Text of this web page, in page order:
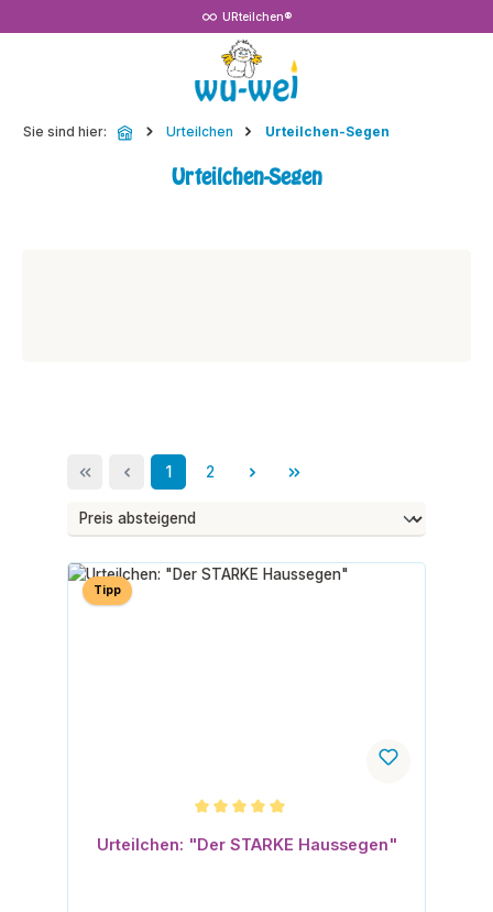
URteilchen®
Sie sind hier: Urteilchen Urteilchen-Segen
Urteilchen-Segen
Seite
1 Seite
2
Tipp
Urteilchen: "Der STARKE Haussegen"